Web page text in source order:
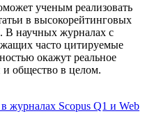
ученым реализовать
в высокорейтинговых
В научных журналах с
часто цитируемые
окажут реальное
и общество в целом.
журналах Scopus Q1 и Web